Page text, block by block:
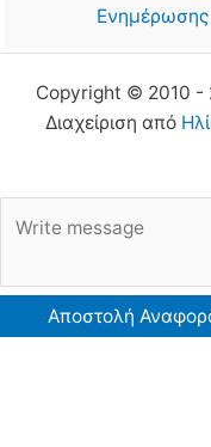
Ενημέρωσης
Copyright © 2010 -
Διαχείριση από